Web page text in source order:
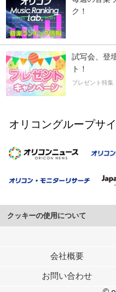
ク！
試写会、登
ト！
プレゼント特集
オリコングループサ
クッキーの使用について
このサイトでは Cookie を使用
行っています。
メディアや広告配信、データ解
各パートナーは、この情報とユ
会社概要
お問い合わせ